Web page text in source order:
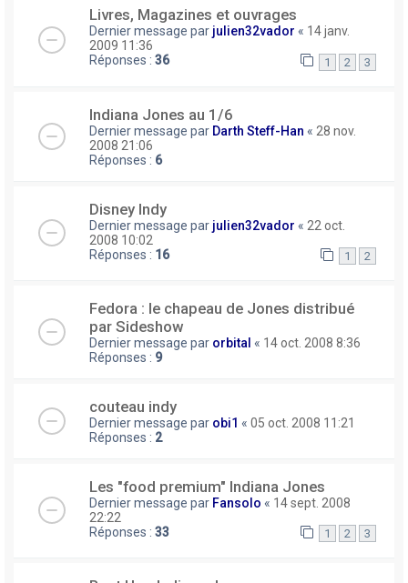
Livres, Magazines et ouvrages
Dernier message par julien32vador « 14 janv.
2009 11:36
Réponses : 36 1 2 3
Indiana Jones au 1/6
Dernier message par Darth Steff-Han « 28 nov.
2008 21:06
Réponses : 6
Disney Indy
Dernier message par julien32vador « 22 oct.
2008 10:02
Réponses : 16 1 2
Fedora : le chapeau de Jones distribué
par Sideshow
Dernier message par orbital « 14 oct. 2008 8:36
Réponses : 9
couteau indy
Dernier message par obi1 « 05 oct. 2008 11:21
Réponses : 2
Les "food premium" Indiana Jones
Dernier message par Fansolo « 14 sept. 2008
22:22
Réponses : 33 1 2 3